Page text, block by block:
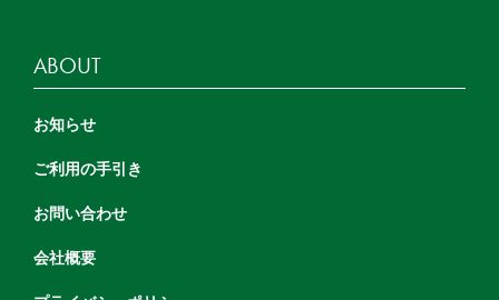
ABOUT
お知らせ
ご利用の手引き
お問い合わせ
会社概要